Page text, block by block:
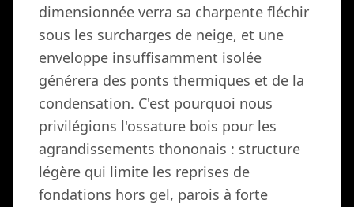
dimensionnée verra sa charpente fléchir
sous les surcharges de neige, et une
enveloppe insuffisamment isolée
générera des ponts thermiques et de la
condensation. C'est pourquoi nous
privilégions l'ossature bois pour les
agrandissements thononais : structure
légère qui limite les reprises de
fondations hors gel, parois à forte